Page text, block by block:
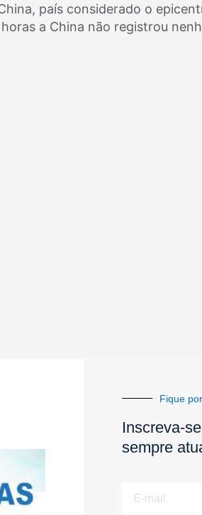
país considerado o
a China não registrou
Fique
Inscreva-
sempre